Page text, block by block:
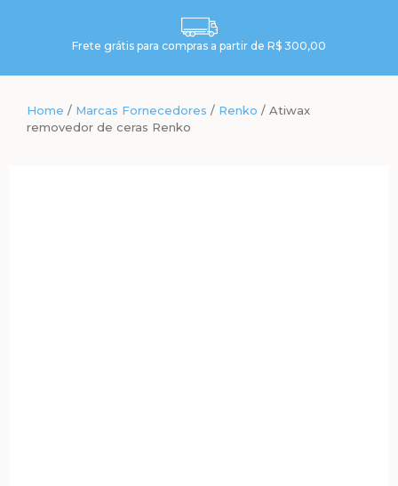
Frete grátis para compras a partir de R$ 300,00
Home / Marcas Fornecedores / Renko / Atiwax
removedor de ceras Renko